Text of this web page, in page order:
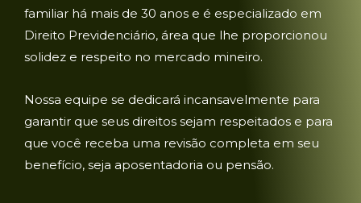
familiar há mais de 30 anos e é especializado em
Direito Previdenciário, área que lhe proporcionou
solidez e respeito no mercado mineiro.
Nossa equipe se dedicará incansavelmente para
garantir que seus direitos sejam respeitados e para
que você receba uma revisão completa em seu
benefício, seja aposentadoria ou pensão.